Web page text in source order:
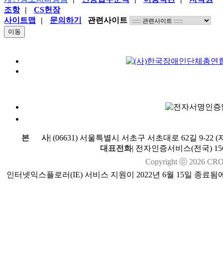
조항
|
CS헌장
사이트맵
| 문의하기 관련사이트
본 사| (06631) 서울특별시 서초구 서초대로 62길 9-22
대표전화| 전자인증서비스(전국)
Copyright ⓒ 2026
인터넷익스플로러(IE) 서비스 지원이 2022년 6월 15일 종료